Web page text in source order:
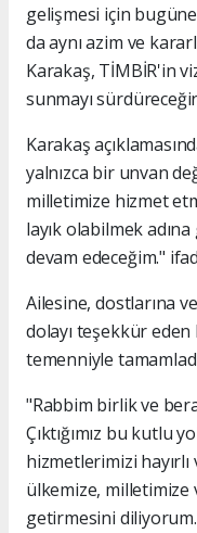
gelişmesi için
da aynı azim ve
Karakaş, TİMBİR'in
sunmayı
Karakaş
yalnızca bir unvan
milletimize hizmet
layık olabilmek
devam edeceğim."
Ailesine, dostlarına
dolayı teşekkür eden
temenniyle
"Rabbim birlik ve
Çıktığımız bu kutlu
hizmetlerimizi
ülkemize, milletimize
getirmesini